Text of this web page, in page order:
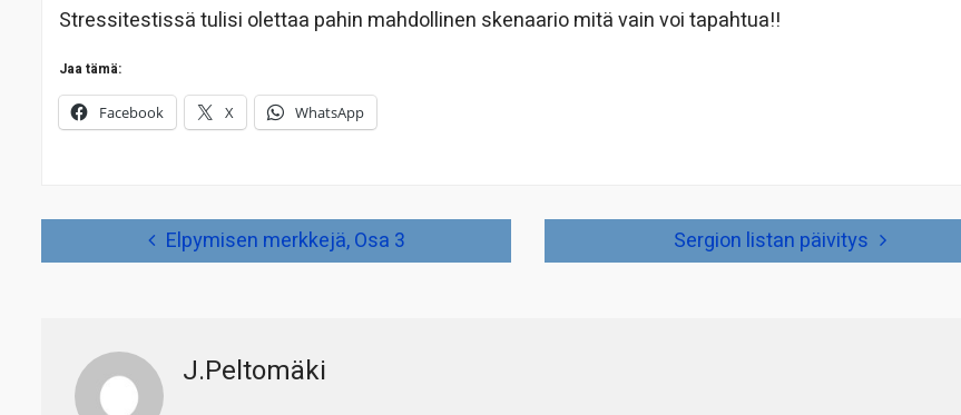
Stressitestissä tulisi olettaa pahin mahdollinen skenaario mitä vain voi tapahtua!!
Jaa tämä:
Facebook X WhatsApp
Elpymisen merkkejä, Osa 3 Sergion listan päivitys
J.Peltomäki